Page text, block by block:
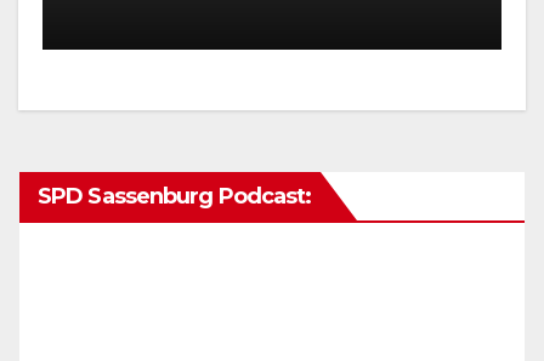
SPD Sassenburg Podcast: